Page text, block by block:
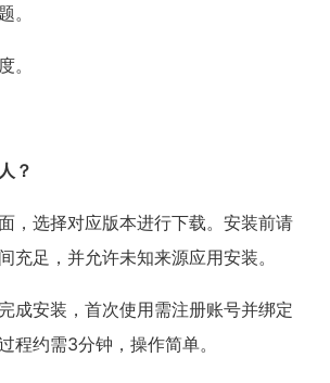
。
。
？
，选择对应版本进行下载。安装前请
充足，并允许未知来源应用安装。
成安装，首次使用需注册账号并绑定
程约需3分钟，操作简单。